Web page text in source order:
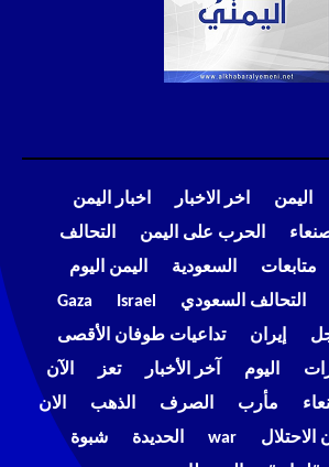
اليمن اخر الاخبار
اخبار اليمن
الحرب على اليمن
التحالف
متابعات السعودية
اليمن اليوم
التحالف السعودي Israel
Gaza
إيران
تداعيات طوفان الأقصى
اليوم آخر الأخبار تعز
الآن
مأرب الصرف الذهب
الان
الاحتلال war الحديدة
شبوة